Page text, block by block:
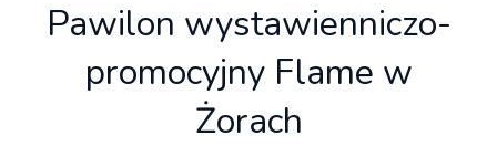
Pawilon wystawienniczo-
promocyjny Flame w
Żorach